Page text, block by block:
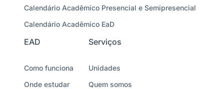
Calendário Acadêmico Presencial e Semipresencial
Calendário Acadêmico EaD
EAD
Como funciona
Onde estudar
Serviços
Unidades
Quem somos